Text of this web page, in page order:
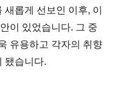
롭게 선보인 이후, 이
이 있었습니다. 그 중
유용하고 각자의 취향
됐습니다.